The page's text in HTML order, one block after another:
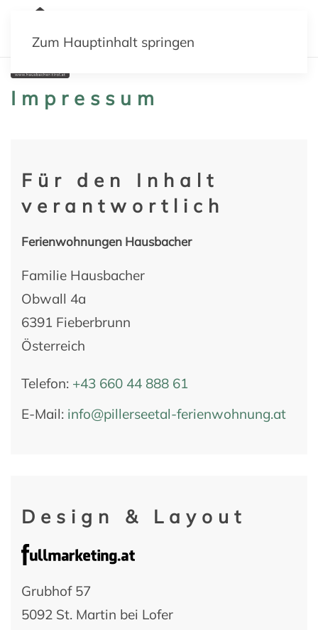
Zum Hauptinhalt springen
Impressum
Für den Inhalt
verantwortlich
Ferienwohnungen Hausbacher
Familie Hausbacher
Obwall 4a
6391 Fieberbrunn
Österreich
Telefon: +43 660 44 888 61
E-Mail: info@pillerseetal-ferienwohnung.at
Design & Layout
Grubhof 57
5092 St. Martin bei Lofer